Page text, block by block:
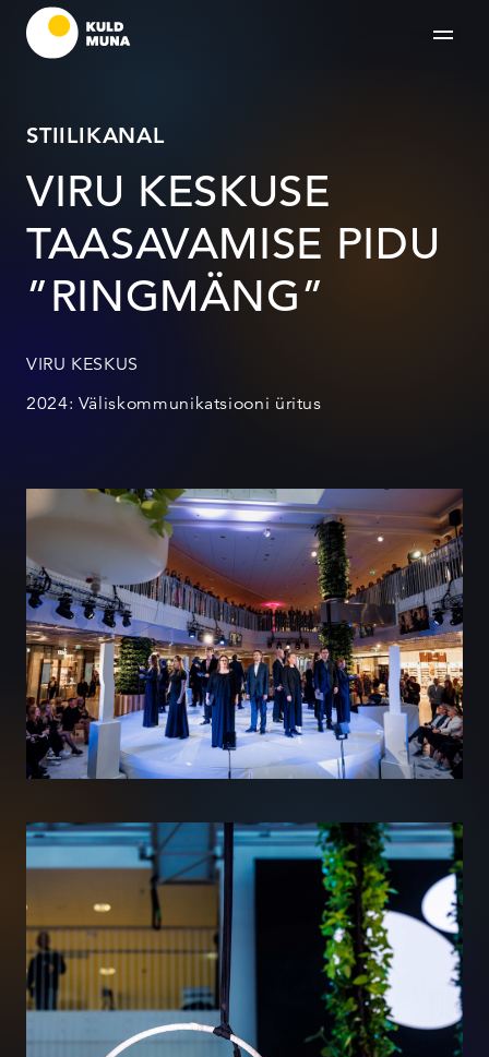
STIILIKANAL
VIRU KESKUSE
TAASAVAMISE PIDU
”RINGMÄNG”
VIRU KESKUS
2024: Väliskommunikatsiooni üritus